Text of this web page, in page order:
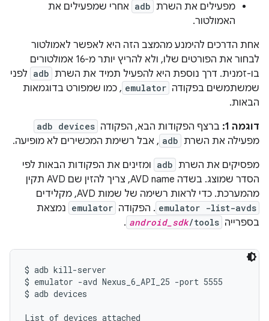
מפעילים את השרת adb אחרי שמפעילים את
האמולטור.
אחת הדרכים להימנע מהמצב הזה היא לאפשר לאמולטור
לבחור את הפורטים שלו, ולא להריץ יותר מ-16 אמולטורים
בו-זמנית. דרך נוספת היא להפעיל תמיד את השרת adb לפני
שמשתמשים בפקודה emulator , כמו שמפורט בדוגמאות
הבאות.
דוגמה 1:
ברצף הפקודות הבא, הפקודה adb devices
מפעילה את השרת adb , אבל רשימת המכשירים לא מופיעה.
מפסיקים את השרת adb ומזינים את הפקודות הבאות לפי
הסדר שמוצג. בשדה AVD name, צריך להזין שם AVD תקין
מהמערכת. כדי לראות רשימה של שמות AVD, מקלידים
emulator -list-avds . הפקודה emulator נמצאת
בספרייה
android_sdk/tools
.
$ adb kill-server
$ emulator -avd Nexus_6_API_25 -port 5555
$ adb devices
List of devices attached